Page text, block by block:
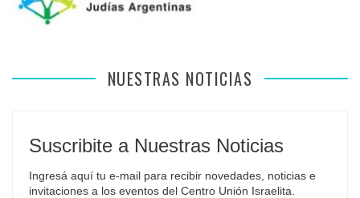
NUESTRAS NOTICIAS
Suscribite a Nuestras Noticias
Ingresá aquí tu e-mail para recibir novedades, noticias e
invitaciones a los eventos del Centro Unión Israelita.